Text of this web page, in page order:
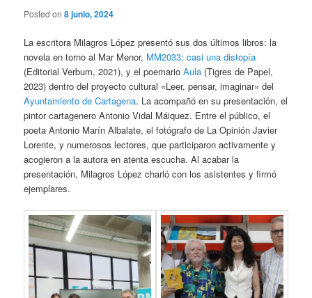
Posted on8 junio, 2024
La escritora Milagros López presentó sus dos últimos libros: la
novela en torno al Mar Menor, MM2033: casi una distopía
(Editorial Verbum, 2021), y el poemarioAula (Tigres de Papel,
2023) dentro del proyecto cultural «Leer, pensar, imaginar» del
Ayuntamiento de Cartagena. La acompañó en su presentación, el
pintor cartagenero Antonio Vidal Máiquez. Entre el público, el
poeta Antonio Marín Albalate, el fotógrafo de La Opinión Javier
Lorente, y numerosos lectores, que participaron activamente y
acogieron a la autora en atenta escucha. Al acabar la
presentación, Milagros López charló con los asistentes y firmó
ejemplares.